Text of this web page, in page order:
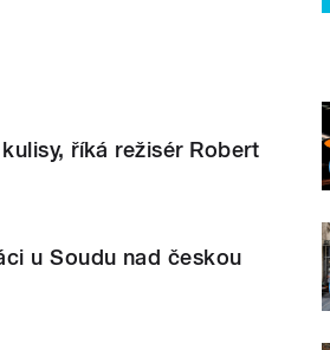
říká režisér Robert
u Soudu nad českou